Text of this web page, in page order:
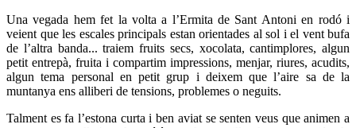
Una vegada hem fet la volta a l’Ermita de Sant Antoni en rodó i
veient que les escales principals estan orientades al sol i el vent bufa
de l’altra banda... traiem fruits secs, xocolata, cantimplores, algun
petit entrepà, fruita i compartim impressions, menjar, riures, acudits,
algun tema personal en petit grup i deixem que l’aire sa de la
muntanya ens alliberi de tensions, problemes o neguits.
Talment es fa l’estona curta i ben aviat se senten veus que animen a